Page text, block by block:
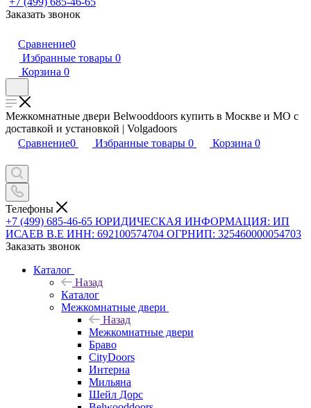
Заказать звонок
Сравнение0
Избранные товары 0
Корзина 0
Межкомнатные двери Belwooddoors купить в Москве и МО с
доставкой и установкой | Volgadoors
Сравнение0 Избранные товары 0 Корзина 0
Телефоны
+7 (499) 685-46-65 ЮРИДИЧЕСКАЯ ИНФОРМАЦИЯ: ИП
ИСАЕВ В.Е ИНН: 692100574704 ОГРНИП: 325460000054703
Заказать звонок
Каталог
Назад
Каталог
Межкомнатные двери
Назад
Межкомнатные двери
Браво
CityDoors
Интерна
Мильяна
Шейл Дорс